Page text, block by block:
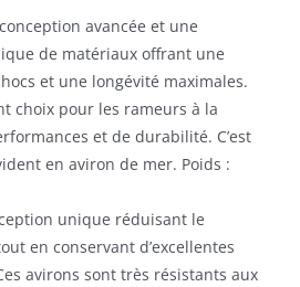
avancée et une
de matériaux offrant une
et une longévité maximales.
choix pour les rameurs à la
et de durabilité. C’est
en aviron de mer. Poids :
unique réduisant le
en conservant d’excellentes
avirons sont très résistants aux